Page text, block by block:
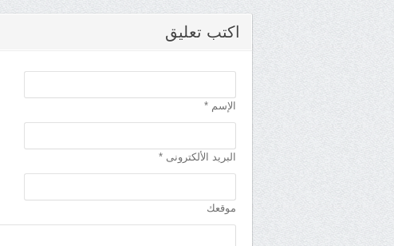
اكتب تعليق
الإسم *
البريد الألكترونى *
موقعك